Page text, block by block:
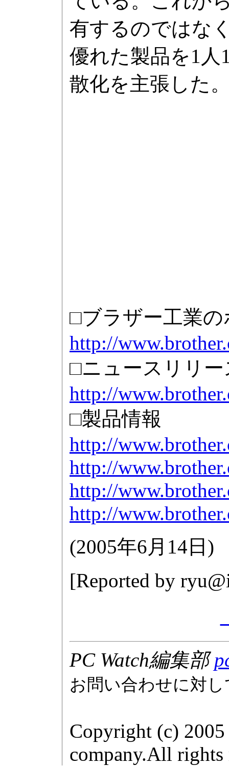
有するのではな
優れた製品を1
散化を主張した
□ブラザー工業
http://
□ニュースリリー
http://
□製品情報
http://
http://
http://
http://
(2005年6月14日 )
[Reported by
PC Watch編集部
お問い合わせに対
Copyright (c) 2005
company.All rights